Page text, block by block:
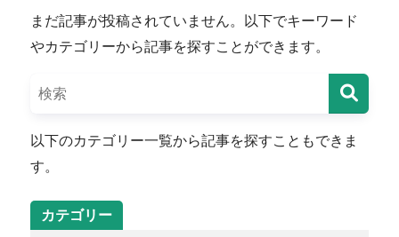
まだ記事が投稿されていません。以下でキーワード
やカテゴリーから記事を探すことができます。
以下のカテゴリー一覧から記事を探すこともできま
す。
カテゴリー